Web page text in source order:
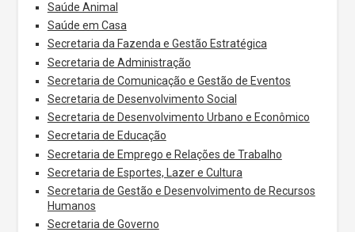
Saúde Animal
Saúde em Casa
Secretaria da Fazenda e Gestão Estratégica
Secretaria de Administração
Secretaria de Comunicação e Gestão de Eventos
Secretaria de Desenvolvimento Social
Secretaria de Desenvolvimento Urbano e Econômico
Secretaria de Educação
Secretaria de Emprego e Relações de Trabalho
Secretaria de Esportes, Lazer e Cultura
Secretaria de Gestão e Desenvolvimento de Recursos
Humanos
Secretaria de Governo